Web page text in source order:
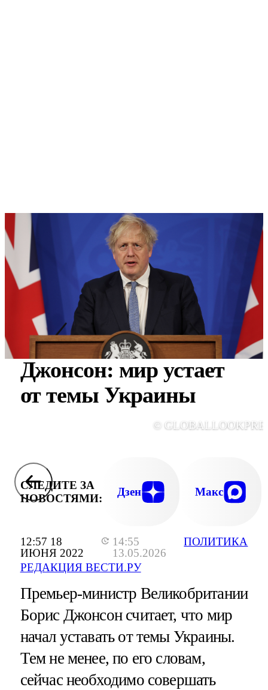
12:57 18
ИЮНЯ 2022
14:55
13.05.2026
РЕДАКЦИЯ ВЕСТИ.РУ
ПОЛИТИКА
Джонсон: мир устает
от темы Украины
©
СЛЕДИТЕ ЗА
НОВОСТЯМИ:
Дзен Макс
Премьер-министр Великобритании
Борис Джонсон считает, что мир
начал уставать от темы Украины.
Тем не менее, по его словам,
сейчас необходимо совершать